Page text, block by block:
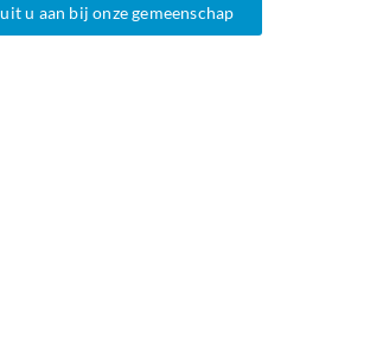
u aan bij onze gemeenschap